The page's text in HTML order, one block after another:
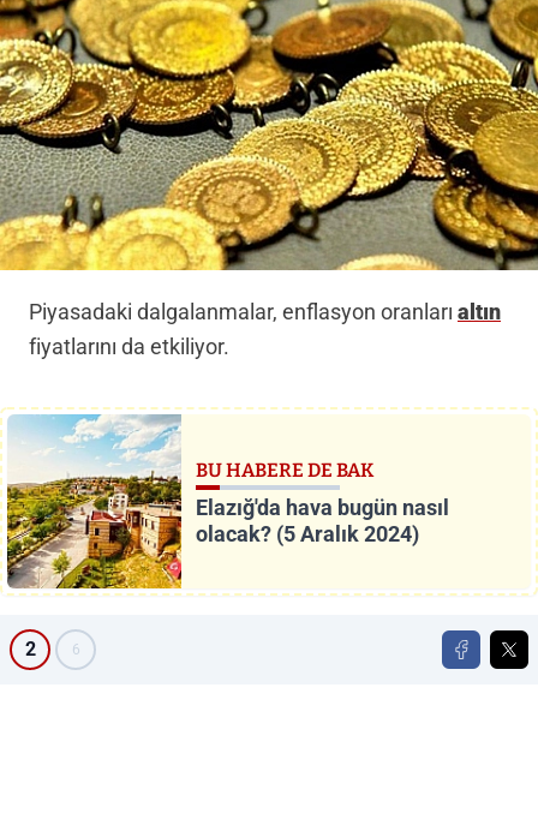
Piyasadaki dalgalanmalar, enflasyon oranları altın
fiyatlarını da etkiliyor.
BU HABERE DE BAK
Elazığ'da hava bugün nasıl
olacak? (5 Aralık 2024)
2 6